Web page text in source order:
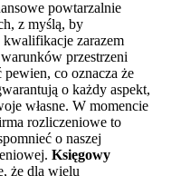
powtarzalnie
z myślą, by
kwalifikacje zarazem
przestrzeni
co oznacza że
o każdy aspekt,
własne. W momencie
rozliczeniowe to
o naszej
Księgowy
że dla wielu